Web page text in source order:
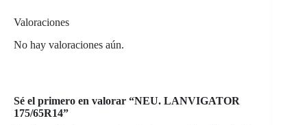
Valoraciones
No hay valoraciones aún.
Sé el primero en valorar “NEU. LANVIGATOR
175/65R14”